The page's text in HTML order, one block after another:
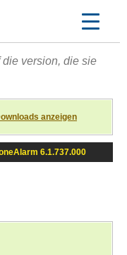
die version, die sie
anzeigen
6.1.737.000